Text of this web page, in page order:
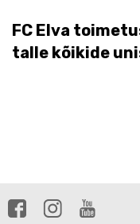
FC Elva
talle kõikide